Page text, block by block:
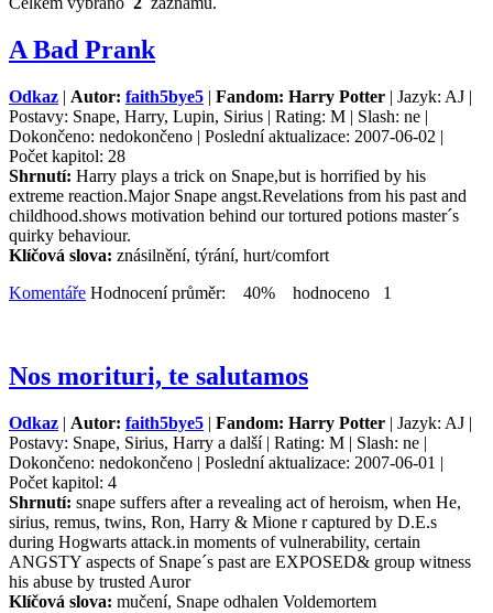
A Bad Prank
Odkaz | Autor: faith5bye5 | Fandom: Harry Potter | Jazyk: AJ |
Postavy: Snape, Harry, Lupin, Sirius | Rating: M | Slash: ne |
Dokončeno: nedokončeno | Poslední aktualizace: 2007-06-02 |
Počet kapitol: 28
Shrnutí: Harry plays a trick on Snape,but is horrified by his
extreme reaction.Major Snape angst.Revelations from his past and
childhood.shows motivation behind our tortured potions master´s
quirky behaviour.
Klíčová slova: znásilnění, týrání, hurt/comfort
Komentáře Hodnocení průměr: 40% hodnoceno 1
Nos morituri, te salutamos
Odkaz | Autor: faith5bye5 | Fandom: Harry Potter | Jazyk: AJ |
Postavy: Snape, Sirius, Harry a další | Rating: M | Slash: ne |
Dokončeno: nedokončeno | Poslední aktualizace: 2007-06-01 |
Počet kapitol: 4
Shrnutí: snape suffers after a revealing act of heroism, when He,
sirius, remus, twins, Ron, Harry & Mione r captured by D.E.s
during Hogwarts attack.in moments of vulnerability, certain
ANGSTY aspects of Snape´s past are EXPOSED& group witness
his abuse by trusted Auror
Klíčová slova: mučení, Snape odhalen Voldemortem